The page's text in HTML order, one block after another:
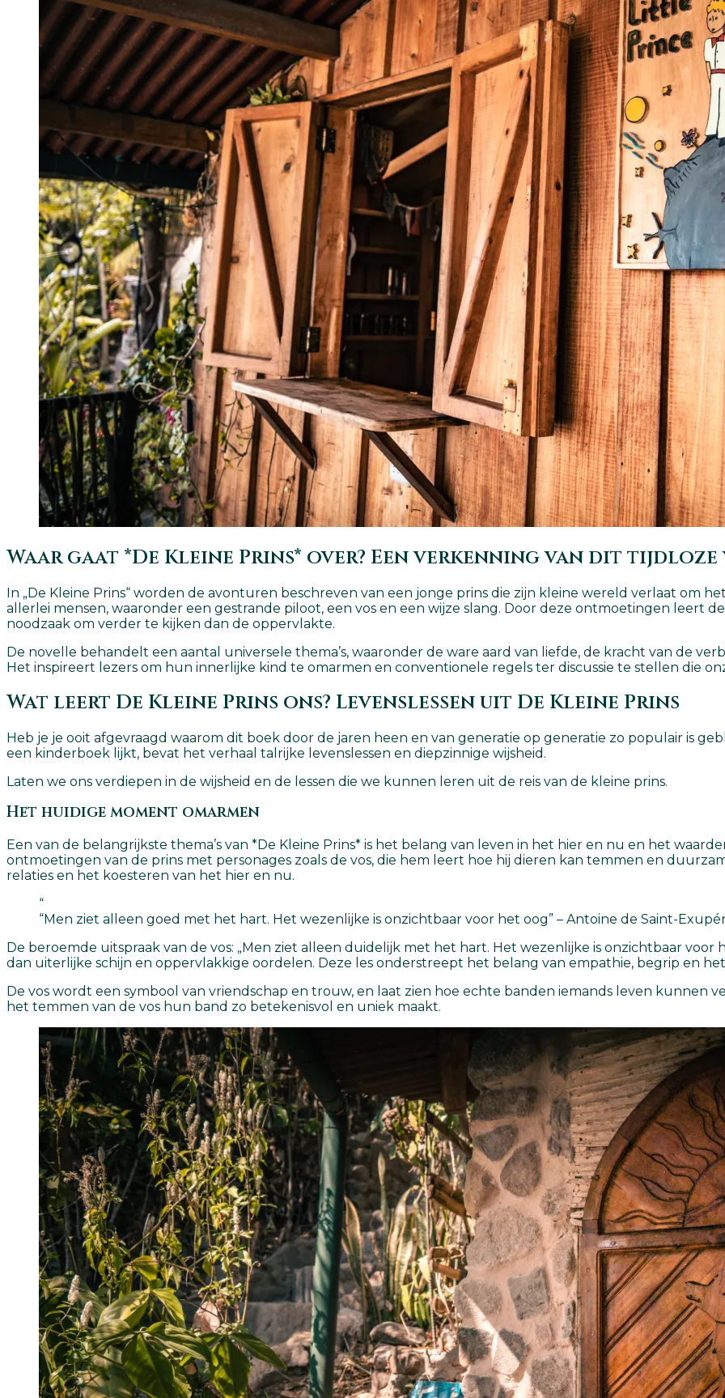
Waar gaat *De Kleine Prins* over? Een verkenning van dit
In „De Kleine Prins“ worden de avonturen beschreven van een jonge prins die zijn kleine wereld verlaat om
allerlei mensen, waaronder een gestrande piloot, een vos en een wijze slang. Door deze ontmoetingen leert
noodzaak om verder te kijken dan de oppervlakte.
De novelle behandelt een aantal universele thema’s, waaronder de ware aard van liefde, de kracht van de
Het inspireert lezers om hun innerlijke kind te omarmen en conventionele regels ter discussie te stellen die
Wat leert De Kleine Prins ons? Levenslessen uit De Kleine Prins
Heb je je ooit afgevraagd waarom dit boek door de jaren heen en van generatie op generatie zo populair is
een kinderboek lijkt, bevat het verhaal talrijke levenslessen en diepzinnige wijsheid.
Laten we ons verdiepen in de wijsheid en de lessen die we kunnen leren uit de reis van de kleine prins.
Het huidige moment omarmen
Een van de belangrijkste thema’s van *De Kleine Prins* is het belang van leven in het hier en nu en het
ontmoetingen van de prins met personages zoals de vos, die hem leert hoe hij dieren kan temmen en
relaties en het koesteren van het hier en nu.
“
“Men ziet alleen goed met het hart. Het wezenlijke is onzichtbaar voor het oog” – Antoine de Saint-
De beroemde uitspraak van de vos: „Men ziet alleen duidelijk met het hart. Het wezenlijke is onzichtbaar
dan uiterlijke schijn en oppervlakkige oordelen. Deze les onderstreept het belang van empathie, begrip en
De vos wordt een symbool van vriendschap en trouw, en laat zien hoe echte banden iemands leven kunnen
het temmen van de vos hun band zo betekenisvol en uniek maakt.